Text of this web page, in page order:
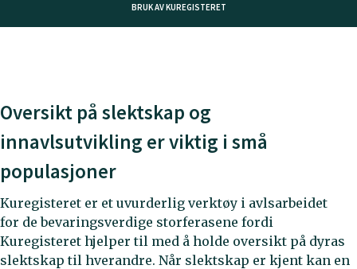
BRUK AV KUREGISTERET
Oversikt på slektskap og
innavlsutvikling er viktig i små
populasjoner
Kuregisteret er et uvurderlig verktøy i avlsarbeidet
for de bevaringsverdige storferasene fordi
Kuregisteret hjelper til med å holde oversikt på dyras
slektskap til hverandre. Når slektskap er kjent kan en